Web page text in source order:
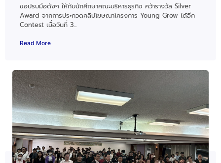
ขอปรบมือดังๆ ให้กับนักศึกษาคณะบริหารธุรกิจ คว้ารางวัล Silver
Award จากการประกวดคลิปโฆษณาโครงการ Young Grow ได้อีก
Contest เมื่อวันที่ 3...
Read More